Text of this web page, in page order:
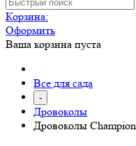
Корзина:
Оформить
Ваша корзина пуста
Все для сада
-
Дровоколы
Дровоколы Champion